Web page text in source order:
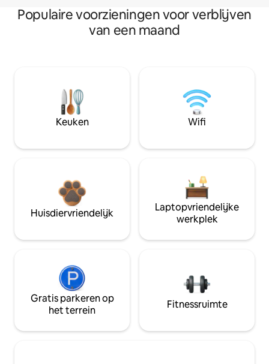
Populaire voorzieningen voor verblijven
van een maand
Keuken Wifi
Huisdiervriendelijk
Laptopvriendelijke
werkplek
Gratis parkeren op
het terrein
Fitnessruimte